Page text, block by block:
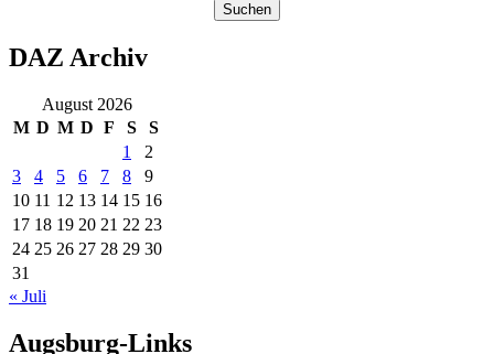
Suchen
DAZ Archiv
August 2026
M D M D F S
S
1
2
3
4 5 6 7 8
9
10 11 12 13 14 15 16
17 18 19 20 21 22 23
24 25 26 27 28 29 30
31
« Juli
Augsburg-Links